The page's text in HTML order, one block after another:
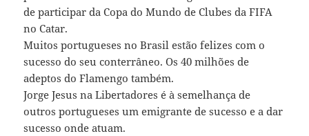
de participar da Copa do Mundo de Clubes da FIFA
no Catar.
Muitos portugueses no Brasil estão felizes com o
sucesso do seu conterrâneo. Os 40 milhões de
adeptos do Flamengo também.
Jorge Jesus na Libertadores é à semelhança de
outros portugueses um emigrante de sucesso e a dar
sucesso onde atuam.